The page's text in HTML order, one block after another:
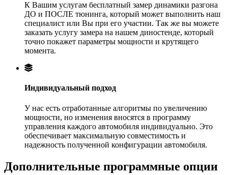
К Вашим услугам бесплатный замер динамики разгона
ДО и ПОСЛЕ тюнинга, который может выполнить наш
специалист или Вы при его участии. Так же вы можете
заказать услугу замера на нашем диностенде, который
точно покажет параметры мощности и крутящего
момента.
Индивидуальный подход
У нас есть отработанные алгоритмы по увеличению
мощности, но изменения вносятся в программу
управления каждого автомобиля индивидуально. Это
обеспечивает максимальную совместимость и
надежность полученной конфигурации автомобиля.
Дополнительные программные опции